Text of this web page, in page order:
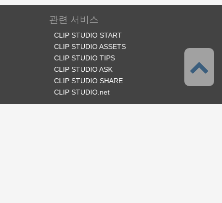
관련 서비스
CLIP STUDIO START
CLIP STUDIO ASSETS
CLIP STUDIO TIPS
CLIP STUDIO ASK
CLIP STUDIO SHARE
CLIP STUDIO.net